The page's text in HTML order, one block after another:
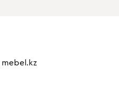
mebel.kz